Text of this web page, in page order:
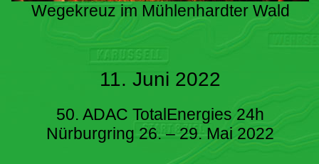
Wegekreuz im Mühlenhardter Wald
11. Juni 2022
50. ADAC TotalEnergies 24h
Nürburgring 26. – 29. Mai 2022